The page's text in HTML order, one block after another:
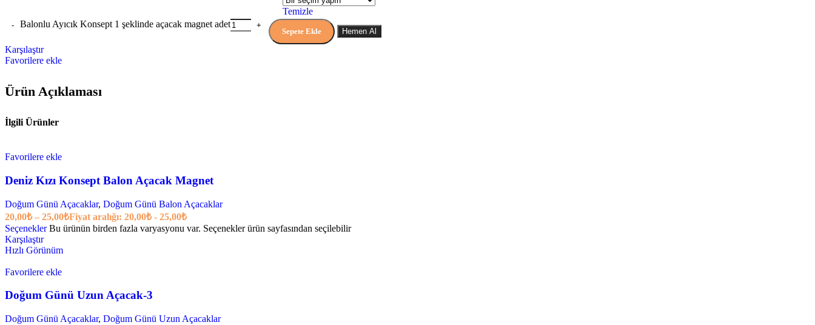
Temizle
Balonlu Ayıcık Konsept 1 şeklinde açacak magnet adet
Sepete Ekle Hemen Al
Karşılaştır
Favorilere ekle
Ürün Açıklaması
İlgili Ürünler
Favorilere ekle
Deniz Kızı Konsept Balon Açacak Magnet
Doğum Günü Açacaklar, Doğum Günü Balon Açacaklar
20,00₺ – 25,00₺Fiyat aralığı: 20,00₺ - 25,00₺
Seçenekler Bu ürünün birden fazla varyasyonu var. Seçenekler ürün sayfasından seçilebilir
Karşılaştır
Hızlı Görünüm
Favorilere ekle
Doğum Günü Uzun Açacak-3
Doğum Günü Açacaklar, Doğum Günü Uzun Açacaklar